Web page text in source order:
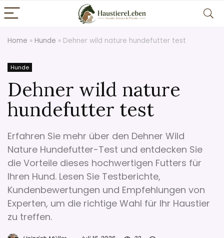
Home » Hunde » Dehner wild nature hundefutter test
Hunde
Dehner wild nature
hundefutter test
Erfahren Sie mehr über den Dehner Wild
Nature Hundefutter-Test und entdecken Sie
die Vorteile dieses hochwertigen Futters für
Ihren Hund. Lesen Sie Testberichte,
Kundenbewertungen und Empfehlungen von
Experten, um die richtige Wahl für Ihr Haustier
zu treffen.